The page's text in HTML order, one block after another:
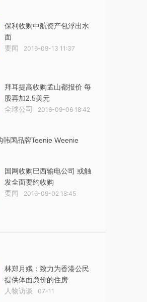
保利收购中航资产包浮出水
面
要闻 2016-09-13 11:37
拜耳提高收购孟山都报价 每
股再加2.5美元
全球公司 2016-09-06 18:42
韩国品牌Teenie Weenie
国网收购巴西输电公司 或触
发全面要约收购
要闻 2016-09-02 18:45
林郑月娥：致力为香港公民
提供体面廉价的住房
人物访谈 07-11